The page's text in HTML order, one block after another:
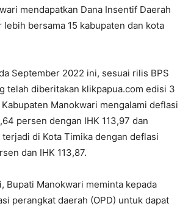
mendapatkan Dana Insentif Daerah
lebih bersama 15 kabupaten dan kota
September 2022 ini, sesuai rilis BPS
telah diberitakan klikpapua.com edisi 3
Manokwari mengalami deflasi
persen dengan IHK 113,97 dan
di Kota Timika dengan deflasi
dan IHK 113,87.
Bupati Manokwari meminta kepada
perangkat daerah (OPD) untuk dapat